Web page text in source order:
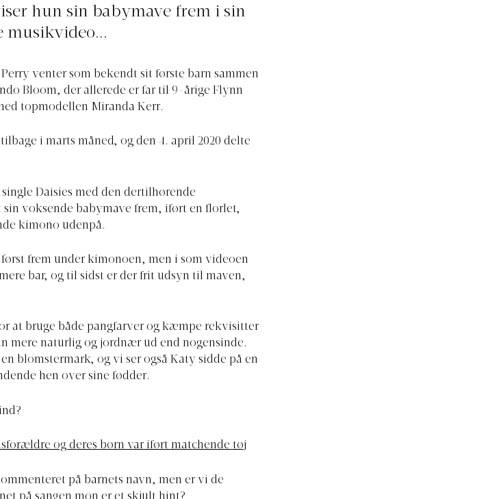
hun sin babymave frem i sin
musikvideo...
venter som bekendt sit første barn sammen
Bloom, der allerede er far til 9-årige Flynn
topmodellen Miranda Kerr.
i marts måned, og den 4. april 2020 delte
Daisies med den dertilhørende
voksende babymave frem, iført en florlet,
kimono udenpå.
frem under kimonoen, men i som videoen
bar, og til sidst er der frit udsyn til maven,
at bruge både pangfarver og kæmpe rekvisitter
mere naturlig og jordnær ud end nogensinde.
blomstermark, og vi ser også Katy sidde på en
hen over sine fødder.
og deres børn var iført matchende tøj
på barnets navn, men er vi de
på sangen mon er et skjult hint?